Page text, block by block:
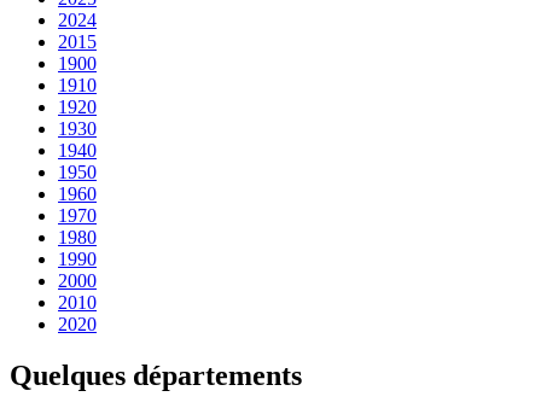
2024
2015
1900
1910
1920
1930
1940
1950
1960
1970
1980
1990
2000
2010
2020
Quelques départements